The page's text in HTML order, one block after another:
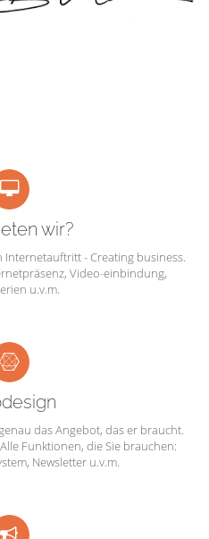
wir?
- Creating business.
Video-einbindung,
u.v.m.
das Angebot, das er braucht.
Funktionen, die Sie brauchen:
Newsletter u.v.m.